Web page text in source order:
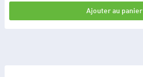
Ajouter au panier